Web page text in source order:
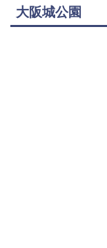
大阪城公園